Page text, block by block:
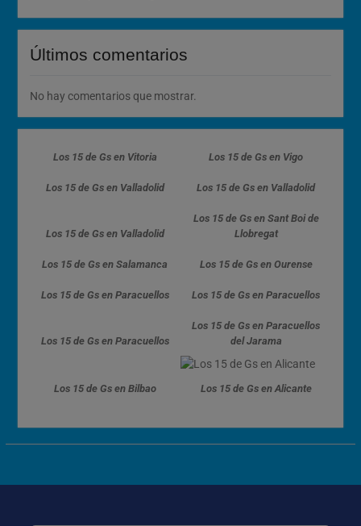
Últimos comentarios
No hay comentarios que mostrar.
Los 15 de Gs en Vitoria Los 15 de Gs en Vigo
Los 15 de Gs en Valladolid Los 15 de Gs en Valladolid
Los 15 de Gs en Valladolid
Los 15 de Gs en Sant Boi de
Llobregat
Los 15 de Gs en Salamanca Los 15 de Gs en Ourense
Los 15 de Gs en Paracuellos Los 15 de Gs en Paracuellos
Los 15 de Gs en Paracuellos
Los 15 de Gs en Paracuellos
del Jarama
Los 15 de Gs en Bilbao Los 15 de Gs en Alicante